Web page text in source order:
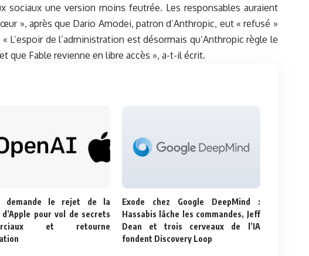
sociaux une version moins feutrée. Les responsables auraient
», après que Dario Amodei, patron d’Anthropic, eut « refusé »
L’espoir de l’administration est désormais qu’Anthropic règle le
que Fable revienne en libre accès », a-t-il écrit.
demande le rejet de la
pour vol de secrets
et retourne
Exode chez Google DeepMind :
Hassabis lâche les commandes, Jeff
Dean et trois cerveaux de l’IA
fondent Discovery Loop